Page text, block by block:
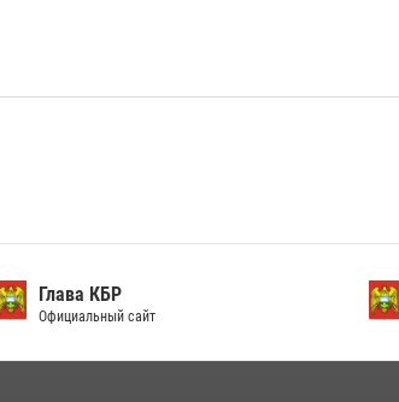
Глава КБР
Официальный сайт